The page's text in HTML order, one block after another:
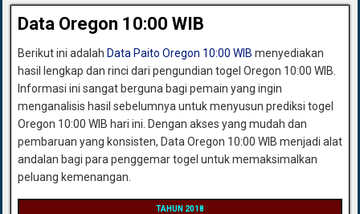
Data Oregon 10:00 WIB
Berikut ini adalah Data Paito Oregon 10:00 WIB menyediakan
hasil lengkap dan rinci dari pengundian togel Oregon 10:00 WIB.
Informasi ini sangat berguna bagi pemain yang ingin
menganalisis hasil sebelumnya untuk menyusun prediksi togel
Oregon 10:00 WIB hari ini. Dengan akses yang mudah dan
pembaruan yang konsisten, Data Oregon 10:00 WIB menjadi alat
andalan bagi para penggemar togel untuk memaksimalkan
peluang kemenangan.
TAHUN 2018